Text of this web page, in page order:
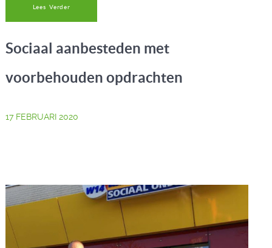
Lees Verder
Sociaal aanbesteden met
voorbehouden opdrachten
17 FEBRUARI 2020